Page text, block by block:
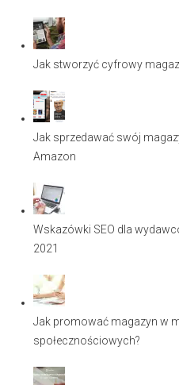
Jak stworzyć cyfrowy
Jak sprzedawać swój
Amazon
Wskazówki SEO dla
2021
Jak promować magazyn w
społecznościowych?